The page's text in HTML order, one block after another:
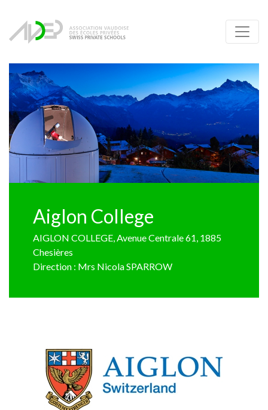
Aiglon College
AIGLON COLLEGE, Avenue Centrale 61, 1885
Chesières
Direction : Mrs Nicola SPARROW